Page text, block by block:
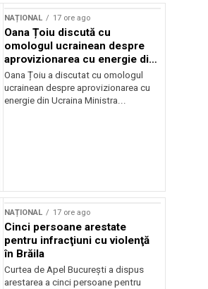
NAȚIONAL 17 ore ago
Oana Țoiu discută cu
omologul ucrainean despre
aprovizionarea cu energie din
Ucraina
Oana Țoiu a discutat cu omologul
ucrainean despre aprovizionarea cu
energie din Ucraina Ministra...
NAȚIONAL 17 ore ago
Cinci persoane arestate
pentru infracţiuni cu violenţă
în Brăila
Curtea de Apel Bucureşti a dispus
arestarea a cinci persoane pentru